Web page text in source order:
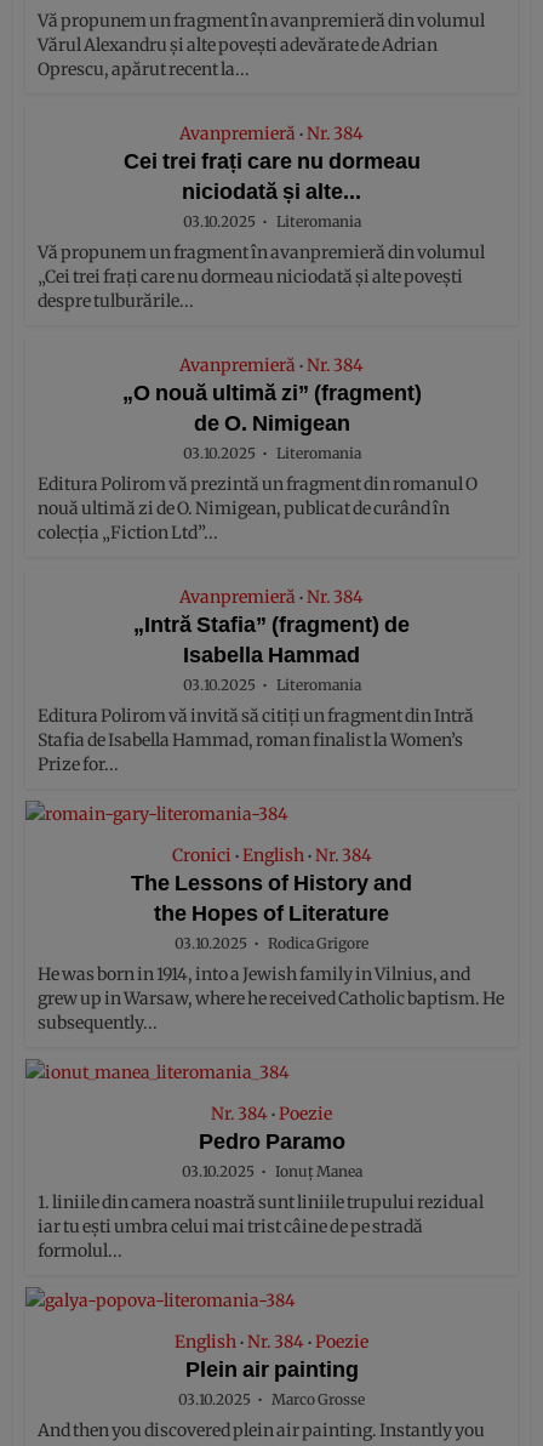
Vă propunem un fragment în avanpremieră din volumul
Vărul Alexandru și alte povești adevărate de Adrian
Oprescu, apărut recent la...
Avanpremieră • Nr. 384
Cei trei frați care nu dormeau
niciodată și alte...
03.10.2025 Literomania
Vă propunem un fragment în avanpremieră din volumul
„Cei trei frați care nu dormeau niciodată și alte povești
despre tulburările...
Avanpremieră • Nr. 384
„O nouă ultimă zi” (fragment)
de O. Nimigean
03.10.2025 Literomania
Editura Polirom vă prezintă un fragment din romanul O
nouă ultimă zi de O. Nimigean, publicat de curând în
colecția „Fiction Ltd”...
Avanpremieră • Nr. 384
„Intră Stafia” (fragment) de
Isabella Hammad
03.10.2025 Literomania
Editura Polirom vă invită să citiți un fragment din Intră
Stafia de Isabella Hammad, roman finalist la Women’s
Prize for...
Cronici • English • Nr. 384
The Lessons of History and
the Hopes of Literature
03.10.2025 Rodica Grigore
He was born in 1914, into a Jewish family in Vilnius, and
grew up in Warsaw, where he received Catholic baptism. He
subsequently...
Nr. 384 • Poezie
Pedro Paramo
03.10.2025 Ionuț Manea
1. liniile din camera noastră sunt liniile trupului rezidual
iar tu ești umbra celui mai trist câine de pe stradă
formolul...
English • Nr. 384 • Poezie
Plein air painting
03.10.2025 Marco Grosse
And then you discovered plein air painting. Instantly you